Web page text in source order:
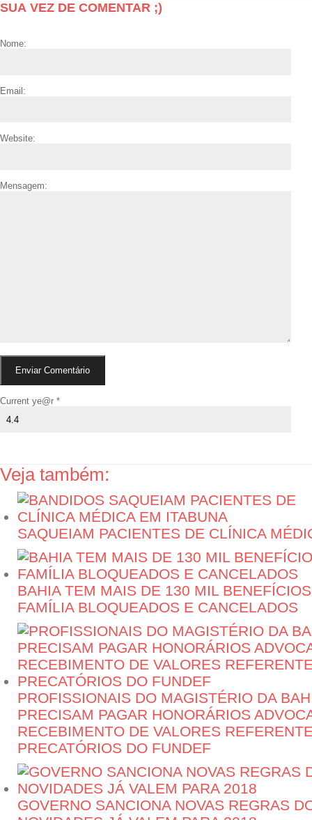
SUA VEZ DE COMENTAR ;)
Nome:
Email:
Website:
Mensagem:
Current ye@r *
Veja também:
SAQUEIAM PACIENTES DE CLÍNICA
BAHIA TEM MAIS DE 130 MIL
FAMÍLIA BLOQUEADOS E CANCELADOS
PROFISSIONAIS DO MAGISTÉRIO DA
PRECISAM PAGAR HONORÁRIOS
RECEBIMENTO DE VALORES
PRECATÓRIOS DO FUNDEF
GOVERNO SANCIONA NOVAS REGRAS